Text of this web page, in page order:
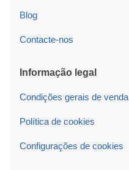
Blog
Contacte-nos
Informação legal
Condições gerais de venda
Política de cookies
Configurações de cookies